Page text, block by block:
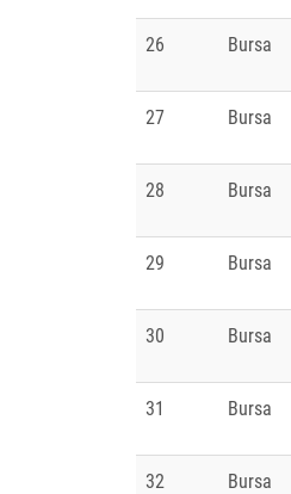
26 Bursa
27 Bursa
28 Bursa
29 Bursa
30 Bursa
31 Bursa
32 Bursa